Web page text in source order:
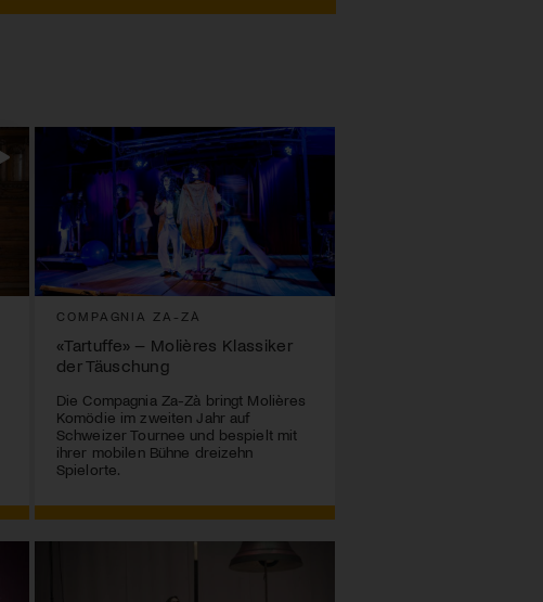
COMPAGNIA ZA-ZÀ
«Tartuffe» – Molières Klassiker
der Täuschung
Die Compagnia Za-Zà bringt Molières
Komödie im zweiten Jahr auf
Schweizer Tournee und bespielt mit
ihrer mobilen Bühne dreizehn
Spielorte.